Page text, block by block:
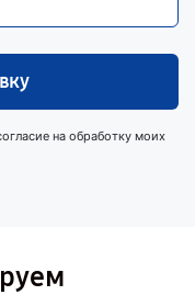
на обработку моих